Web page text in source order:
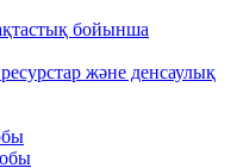
бойынша
және денсаулық